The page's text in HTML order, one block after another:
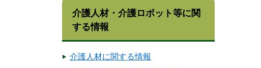
介護人材・介護ロボット等に関
する情報
介護人材に関する情報